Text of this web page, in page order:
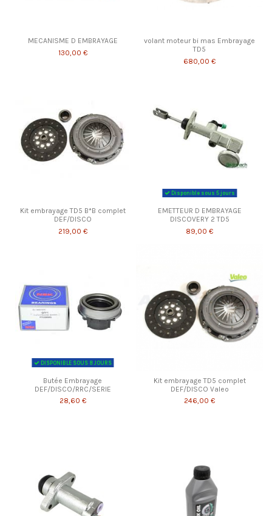
MECANISME D EMBRAYAGE
130,00 €
volant moteur bi mas Embrayage
TD5
680,00 €
Kit embrayage TD5 B*B complet
DEF/DISCO
219,00 €
Disponible sous 5 jours
EMETTEUR D EMBRAYAGE
DISCOVERY 2 TD5
89,00 €
DISPONIBLE SOUS 8 JOURS
Butée Embrayage
DEF/DISCO/RRC/SERIE
28,60 €
Kit embrayage TD5 complet
DEF/DISCO Valeo
246,00 €